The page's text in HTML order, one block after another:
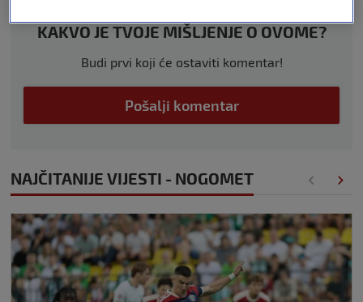
KAKVO JE TVOJE MIŠLJENJE O OVOME?
Budi prvi koji će ostaviti komentar!
Pošalji komentar
NAJČITANIJE VIJESTI - NOGOMET